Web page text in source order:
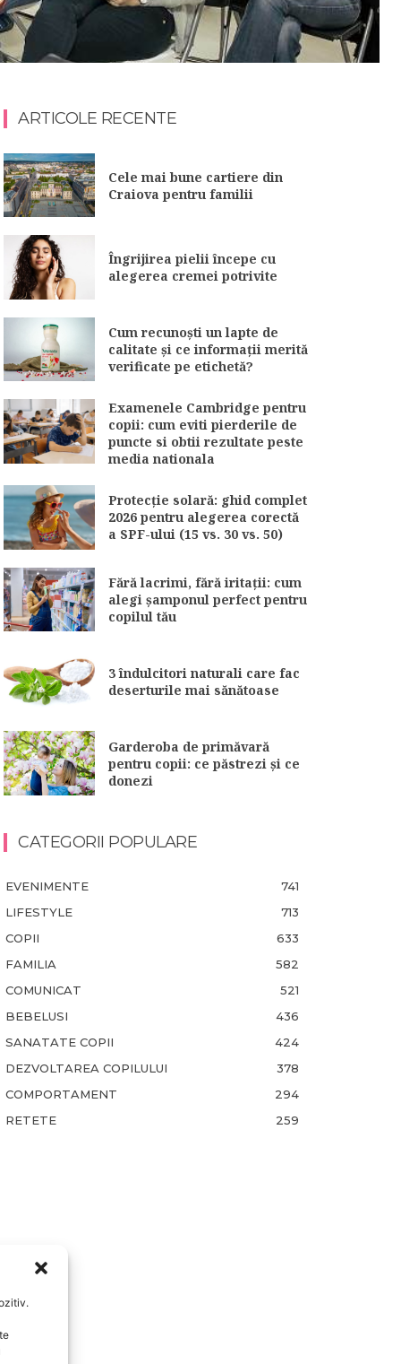
ARTICOLE RECENTE
Cele mai bune cartiere din
Craiova pentru familii
Îngrijirea pielii începe cu
alegerea cremei potrivite
Cum recunoști un lapte de
calitate și ce informații merită
verificate pe etichetă?
Examenele Cambridge pentru
copii: cum eviti pierderile de
puncte si obtii rezultate peste
media nationala
Protecție solară: ghid complet
2026 pentru alegerea corectă
a SPF-ului (15 vs. 30 vs. 50)
Fără lacrimi, fără iritații: cum
alegi șamponul perfect pentru
copilul tău
3 îndulcitori naturali care fac
deserturile mai sănătoase
Garderoba de primăvară
pentru copii: ce păstrezi și ce
donezi
CATEGORII POPULARE
EVENIMENTE
741
LIFESTYLE
713
COPII
633
FAMILIA
582
COMUNICAT
521
BEBELUSI
436
SANATATE COPII
424
DEZVOLTAREA COPILULUI
378
COMPORTAMENT
294
RETETE
259